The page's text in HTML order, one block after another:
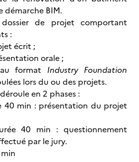
démarche BIM.
de projet comportant
:
écrit ;
orale ;
format Industry Foundation
lors du ou des projets.
en 2 phases :
40 min : présentation du projet
40 min : questionnement
par le jury.